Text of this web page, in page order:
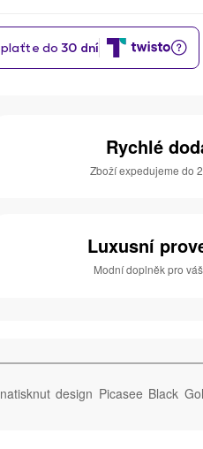
Rychlé
Zboží expedujeme do
Luxusní
Modní doplněk pro
natisknut design Picasee Black